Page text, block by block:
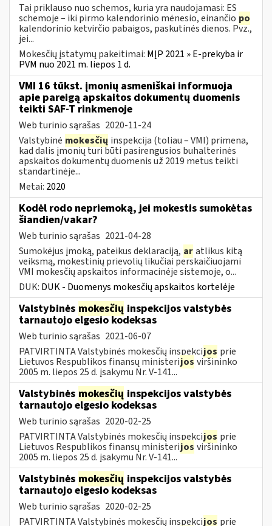
Tai priklauso nuo schemos, kuria yra naudojamasi: ES
schemoje – iki pirmo kalendorinio mėnesio, einančio po
kalendorinio ketvirčio pabaigos, paskutinės dienos. Pvz.,
jei...
Mokesčių įstatymų pakeitimai: MĮP 2021 » E-prekyba ir
PVM nuo 2021 m. liepos 1 d.
VMI 16 tūkst. įmonių asmeniškai informuoja
apie pareigą apskaitos dokumentų duomenis
teikti SAF-T rinkmenoje
Web turinio sąrašas 2020-11-24
Valstybinė mokesčių inspekcija (toliau – VMI) primena,
kad dalis įmonių turi būti pasirengusios buhalterinės
apskaitos dokumentų duomenis už 2019 metus teikti
standartinėje...
Metai: 2020
Kodėl rodo nepriemoką, jei mokestis sumokėtas
šiandien/vakar?
Web turinio sąrašas 2021-04-28
Sumokėjus įmoką, pateikus deklaraciją, aratlikus kitą
veiksmą, mokestinių prievolių likučiai perskaičiuojami
VMI mokesčių apskaitos informacinėje sistemoje, o...
DUK: DUK - Duomenys mokesčių apskaitos kortelėje
Valstybinės mokesčių inspekcijos valstybės
tarnautojo elgesio kodeksas
Web turinio sąrašas 2021-06-07
PATVIRTINTA Valstybinės mokesčių inspekcijos prie
Lietuvos Respublikos finansų ministerijos viršininko
2005 m. liepos 25 d. įsakymu Nr. V-141...
Valstybinės mokesčių inspekcijos valstybės
tarnautojo elgesio kodeksas
Web turinio sąrašas 2020-02-25
PATVIRTINTA Valstybinės mokesčių inspekcijos prie
Lietuvos Respublikos finansų ministerijos viršininko
2005 m. liepos 25 d. įsakymu Nr. V-141...
Valstybinės mokesčių inspekcijos valstybės
tarnautojo elgesio kodeksas
Web turinio sąrašas 2020-02-25
PATVIRTINTA Valstybinės mokesčių inspekcijos prie